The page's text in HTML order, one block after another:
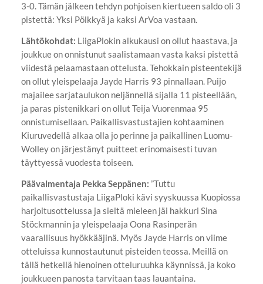
3-0. Tämän jälkeen tehdyn pohjoisen kiertueen saldo oli 3
pistettä: Yksi Pölkkyä ja kaksi ArVoa vastaan.
Lähtökohdat: LiigaPlokin alkukausi on ollut haastava, ja
joukkue on onnistunut saalistamaan vasta kaksi pistettä
viidestä pelaamastaan ottelusta. Tehokkain pisteentekijä
on ollut yleispelaaja Jayde Harris 93 pinnallaan. Puijo
majailee sarjataulukon neljännellä sijalla 11 pisteellään,
ja paras pistenikkari on ollut Teija Vuorenmaa 95
onnistumisellaan. Paikallisvastustajien kohtaaminen
Kiuruvedellä alkaa olla jo perinne ja paikallinen Luomu-
Wolley on järjestänyt puitteet erinomaisesti tuvan
täyttyessä vuodesta toiseen.
Päävalmentaja Pekka Seppänen: ”Tuttu
paikallisvastustaja LiigaPloki kävi syyskuussa Kuopiossa
harjoitusottelussa ja sieltä mieleen jäi hakkuri Sina
Stöckmannin ja yleispelaaja Oona Rasinperän
vaarallisuus hyökkääjinä. Myös Jayde Harris on viime
otteluissa kunnostautunut pisteiden teossa. Meillä on
tällä hetkellä hienoinen otteluruuhka käynnissä, ja koko
joukkueen panosta tarvitaan taas lauantaina.